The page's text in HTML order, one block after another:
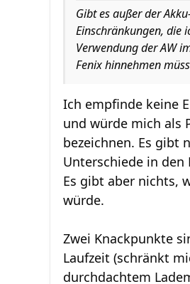
Gibt es außer der
Einschränkungen, die
Verwendung der AW
Fenix hinnehmen
Ich empfinde keine
und würde mich als
bezeichnen. Es gibt
Unterschiede in
Es gibt aber nichts,
würde.
Zwei Knackpunkte
Laufzeit (schränkt
durchdachtem